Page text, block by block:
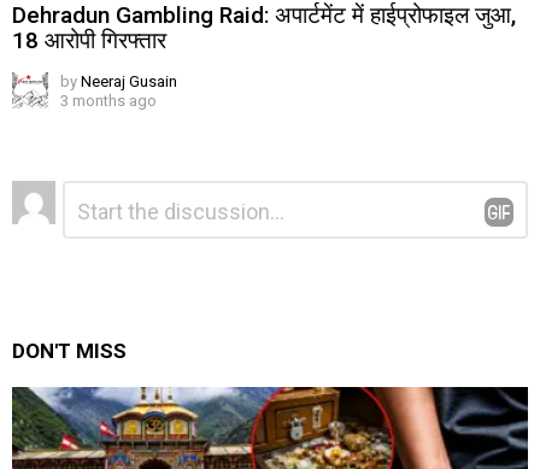
Dehradun Gambling Raid: अपार्टमेंट में हाईप्रोफाइल जुआ,
18 आरोपी गिरफ्तार
by Neeraj Gusain
3 months ago
Leave
a
Reply
DON'T MISS